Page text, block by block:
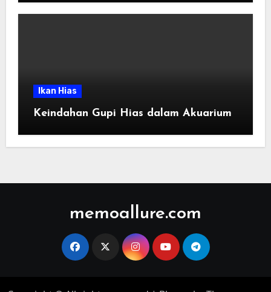
Ikan Hias
Keindahan Gupi Hias dalam Akuarium
memoallure.com